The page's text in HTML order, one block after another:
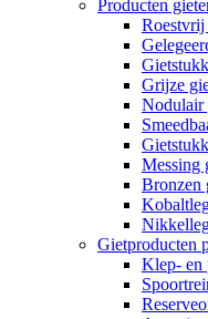
Producten
Roestvrij
Grijze
Nodulair
Messing
Bronzen
Gietproducten
Klep- en